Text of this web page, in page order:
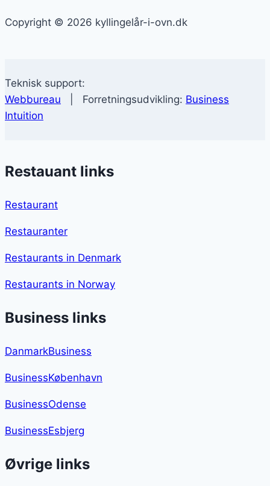
Copyright © 2026 kyllingelår-i-ovn.dk
Teknisk support:
Webbureau | Forretningsudvikling: Business
Intuition
Restauant links
Restaurant
Restauranter
Restaurants in Denmark
Restaurants in Norway
Business links
DanmarkBusiness
BusinessKøbenhavn
BusinessOdense
BusinessEsbjerg
Øvrige links